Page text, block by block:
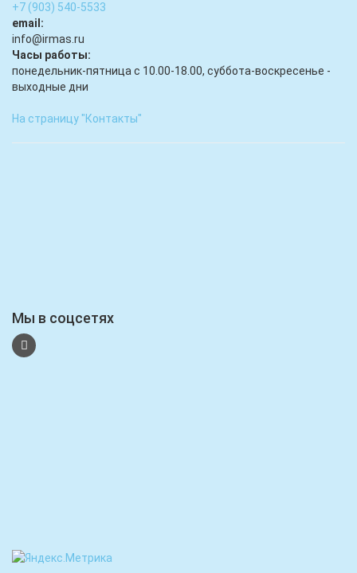
+7 (903) 540-5533
email:
infо@irmas.ru
Часы работы:
понедельник-пятница с 10.00-18.00, суббота-воскресенье -
выходные дни
На страницу "Контакты"
Мы в соцсетях